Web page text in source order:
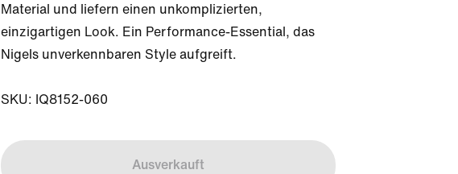
Material und liefern einen unkomplizierten,
einzigartigen Look. Ein Performance-Essential, das
Nigels unverkennbaren Style aufgreift.
SKU: IQ8152-060
Ausverkauft